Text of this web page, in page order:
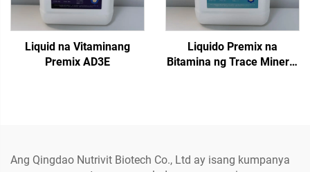
Liquid na Vitaminang
Premix AD3E
Liquido Premix na
Bitamina ng Trace Mineral
Ang Qingdao Nutrivit Biotech Co., Ltd ay isang kumpanya